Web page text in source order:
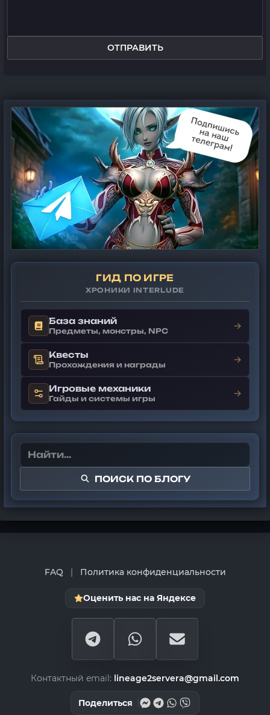
ОТПРАВИТЬ
ГИД ПО ИГРЕ
ХРОНИКИ INTERLUDE
База знаний
Предметы, монстры, NPC →
Квесты
Прохождения и награды →
Игровые механики
Гайды и системы игры →
ПОИСК ПО БЛОГУ
FAQ | Политика конфиденциальности
Оценить нас на Яндексе
Контактный email: lineage2servera@gmail.com
Поделиться